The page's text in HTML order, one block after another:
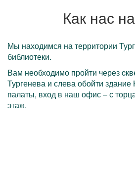
Как нас
Мы находимся на территории
библиотеки.
Вам необходимо пройти через
Тургенева и слева обойти
палаты, вход в наш офис – с
этаж.